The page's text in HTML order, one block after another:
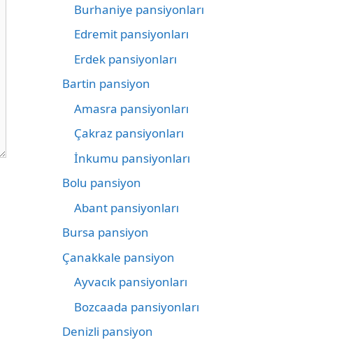
Burhaniye pansiyonları
Edremit pansiyonları
Erdek pansiyonları
Bartin pansiyon
Amasra pansiyonları
Çakraz pansiyonları
İnkumu pansiyonları
Bolu pansiyon
Abant pansiyonları
Bursa pansiyon
Çanakkale pansiyon
Ayvacık pansiyonları
Bozcaada pansiyonları
Denizli pansiyon